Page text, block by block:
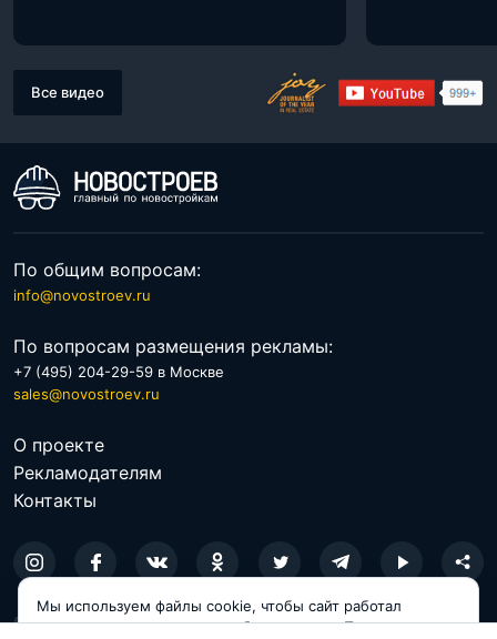
Все видео
По общим вопросам:
info@novostroev.ru
По вопросам размещения рекламы:
+7 (495) 204-29-59 в Москве
sales@novostroev.ru
О проекте
Рекламодателям
Контакты
© 2026 NOVOSTROEV.RU
Мы используем файлы cookie, чтобы сайт работал
корректно и становился удобнее для вас. Продолжая